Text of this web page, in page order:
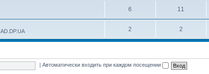
6 11
2 2
|Автоматически входить при каждом посещении